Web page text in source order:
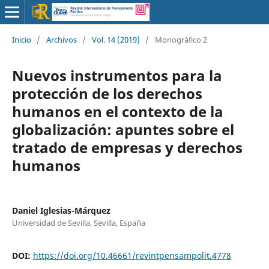
Inicio / Archivos / Vol. 14 (2019) / Monográfico 2
Nuevos instrumentos para la
protección de los derechos
humanos en el contexto de la
globalización: apuntes sobre el
tratado de empresas y derechos
humanos
Daniel Iglesias-Márquez
Universidad de Sevilla, Sevilla, España
DOI: https://doi.org/10.46661/revintpensampolit.4778